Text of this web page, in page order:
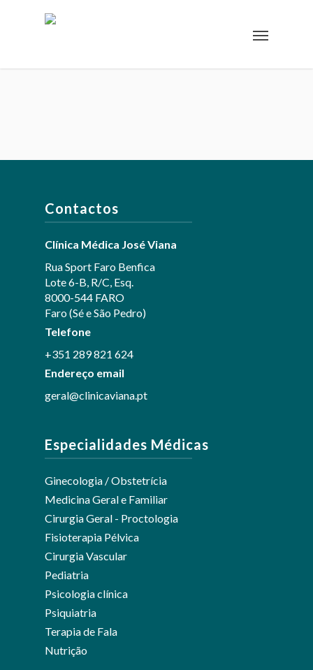
Contactos
Clínica Médica José Viana
Rua Sport Faro Benfica
Lote 6-B, R/C, Esq.
8000-544 FARO
Faro (Sé e São Pedro)
Telefone
+351 289 821 624
Endereço email
geral@clinicaviana.pt
Especialidades Médicas
Ginecologia / Obstetrícia
Medicina Geral e Familiar
Cirurgia Geral - Proctologia
Fisioterapia Pélvica
Cirurgia Vascular
Pediatria
Psicologia clínica
Psiquiatria
Terapia de Fala
Nutrição